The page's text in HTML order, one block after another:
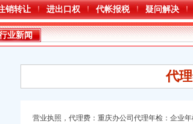
销转让 进出口权 代帐报税 疑问解决
业新闻
代
营业执照，代理费：重庆办公司代理年检：企业